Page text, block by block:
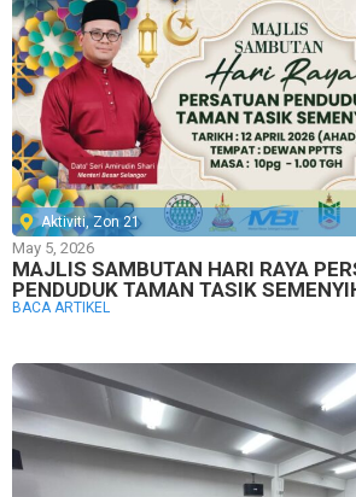
Aktiviti,Zon 21
May 5, 2026
MAJLIS SAMBUTAN HARI RAYA
PENDUDUK TAMAN TASIK
BACA ARTIKEL